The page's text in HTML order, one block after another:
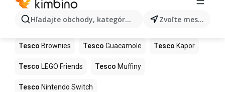
Hľadajte obchody, kategórie, produkty... Zvoľte mesto
Ďalšie produkty v obchodoch Tesco
Tesco Hurmikaki Tesco Ashwagandha
Tesco Brownies Tesco Guacamole Tesco Kapor
Tesco LEGO Friends Tesco Muffiny
Tesco Nintendo Switch